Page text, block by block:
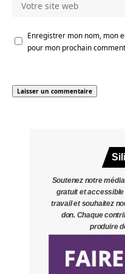
Enregistrer mon nom, mon
pour mon prochain
Soutenez notre
gratuit et
travail et souhaitez
don. Chaque
produire